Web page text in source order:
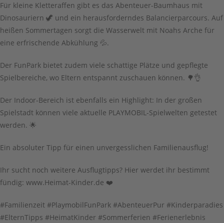
Für kleine Kletteraffen gibt es das Abenteuer-Baumhaus mit
Dinosauriern 🦖 und ein herausforderndes Balancierparcours. Auf
heißen Sommertagen sorgt die Wasserwelt mit Noahs Arche für
eine erfrischende Abkühlung 💦.
Der FunPark bietet zudem viele schattige Plätze und gepflegte
Spielbereiche, wo Eltern entspannt zuschauen können. 🌳👌
Der Indoor-Bereich ist ebenfalls ein Highlight: In der großen
Spielstadt können viele aktuelle PLAYMOBIL-Spielwelten getestet
werden. 🌟
Ein absoluter Tipp für einen unvergesslichen Familienausflug!
Ihr sucht noch weitere Ausflugtipps? Hier werdet ihr bestimmt
fündig: www.Heimat-Kinder.de ❤️
#Familienzeit #PlaymobilFunPark #AbenteuerPur #Kinderparadies
#ElternTipps #HeimatKinder #Sommerferien #Ferienerlebnis